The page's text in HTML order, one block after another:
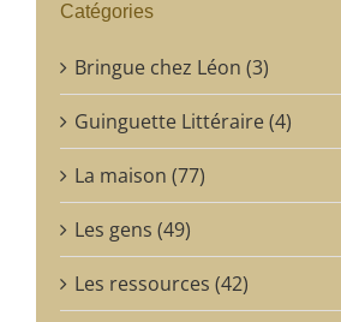
Catégories
Bringue chez Léon (3)
Guinguette Littéraire (4)
La maison (77)
Les gens (49)
Les ressources (42)